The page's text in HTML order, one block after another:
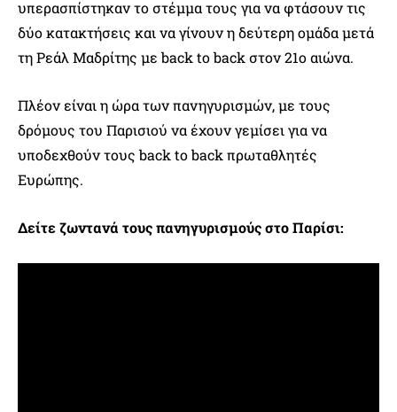
υπερασπίστηκαν το στέμμα τους για να φτάσουν τις
δύο κατακτήσεις και να γίνουν η δεύτερη ομάδα μετά
τη Ρεάλ Μαδρίτης με back to back στον 21ο αιώνα.
Πλέον είναι η ώρα των πανηγυρισμών, με τους
δρόμους του Παρισιού να έχουν γεμίσει για να
υποδεχθούν τους back to back πρωταθλητές
Ευρώπης.
Δείτε ζωντανά τους πανηγυρισμούς στο Παρίσι: